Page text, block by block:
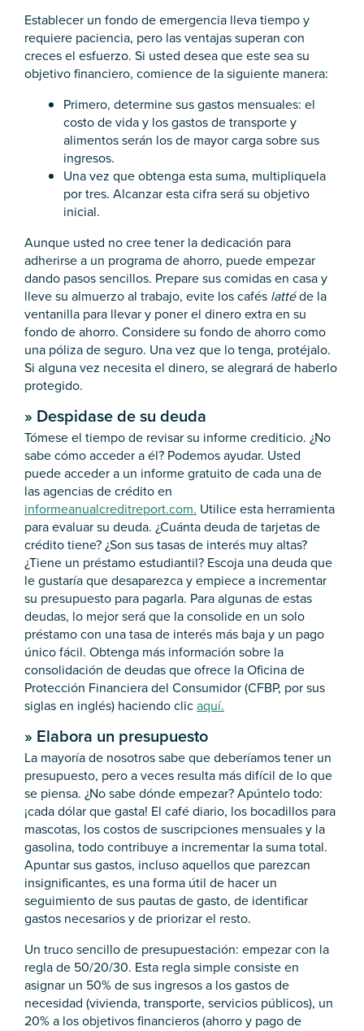
Establecer un fondo de emergencia lleva tiempo y
requiere paciencia, pero las ventajas superan con
creces el esfuerzo. Si usted desea que este sea su
objetivo financiero, comience de la siguiente manera:
Primero, determine sus gastos mensuales: el
costo de vida y los gastos de transporte y
alimentos serán los de mayor carga sobre sus
ingresos.
Una vez que obtenga esta suma, multipliquela
por tres. Alcanzar esta cifra será su objetivo
inicial.
Aunque usted no cree tener la dedicación para
adherirse a un programa de ahorro, puede empezar
dando pasos sencillos. Prepare sus comidas en casa y
lleve su almuerzo al trabajo, evite los cafés lattéde la
ventanilla para llevar y poner el dinero extra en su
fondo de ahorro. Considere su fondo de ahorro como
una póliza de seguro. Una vez que lo tenga, protéjalo.
Si alguna vez necesita el dinero, se alegrará de haberlo
protegido.
» Despidase de su deuda
Tómese el tiempo de revisar su informe crediticio. ¿No
sabe cómo acceder a él? Podemos ayudar. Usted
puede acceder a un informe gratuito de cada una de
las agencias de crédito en
informeanualcreditreport.com. Utilice esta herramienta
para evaluar su deuda. ¿Cuánta deuda de tarjetas de
crédito tiene? ¿Son sus tasas de interés muy altas?
¿Tiene un préstamo estudiantil? Escoja una deuda que
le gustaría que desaparezca y empiece a incrementar
su presupuesto para pagarla. Para algunas de estas
deudas, lo mejor será que la consolide en un solo
préstamo con una tasa de interés más baja y un pago
único fácil. Obtenga más información sobre la
consolidación de deudas que ofrece la Oficina de
Protección Financiera del Consumidor (CFBP, por sus
siglas en inglés) haciendo clicaquí.
» Elabora un presupuesto
La mayoría de nosotros sabe que deberíamos tener un
presupuesto, pero a veces resulta más difícil de lo que
se piensa. ¿No sabe dónde empezar? Apúntelo todo:
¡cada dólar que gasta! El café diario, los bocadillos para
mascotas, los costos de suscripciones mensuales y la
gasolina, todo contribuye a incrementar la suma total.
Apuntar sus gastos, incluso aquellos que parezcan
insignificantes, es una forma útil de hacer un
seguimiento de sus pautas de gasto, de identificar
gastos necesarios y de priorizar el resto.
Un truco sencillo de presupuestación: empezar con la
regla de 50/20/30. Esta regla simple consiste en
asignar un 50% de sus ingresos a los gastos de
necesidad (vivienda, transporte, servicios públicos), un
20% a los objetivos financieros (ahorro y pago de